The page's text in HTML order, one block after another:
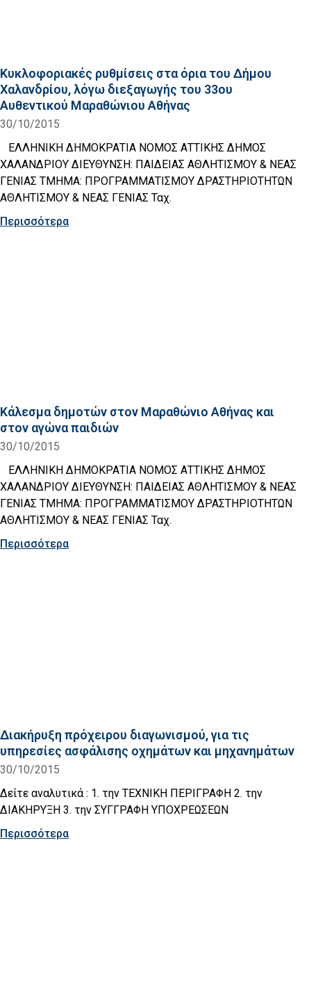
Κυκλοφοριακές ρυθμίσεις στα όρια του Δήμου
Χαλανδρίου, λόγω διεξαγωγής του 33ου
Αυθεντικού Μαραθώνιου Αθήνας
30/10/2015
ΕΛΛΗΝΙΚΗ ΔΗΜΟΚΡΑΤΙΑ ΝΟΜΟΣ ΑΤΤΙΚΗΣ ΔΗΜΟΣ
ΧΑΛΑΝΔΡΙΟΥ ΔΙΕΥΘΥΝΣΗ: ΠΑΙΔΕΙΑΣ ΑΘΛΗΤΙΣΜΟΥ & ΝΕΑΣ
ΓΕΝΙΑΣ TMHMA: ΠΡΟΓΡΑΜΜΑΤΙΣΜΟΥ ΔΡΑΣΤΗΡΙΟΤΗΤΩΝ
ΑΘΛΗΤΙΣΜΟΥ & ΝΕΑΣ ΓΕΝΙΑΣ Ταχ.
Περισσότερα
Κάλεσμα δημοτών στον Μαραθώνιο Αθήνας και
στον αγώνα παιδιών
30/10/2015
ΕΛΛΗΝΙΚΗ ΔΗΜΟΚΡΑΤΙΑ ΝΟΜΟΣ ΑΤΤΙΚΗΣ ΔΗΜΟΣ
ΧΑΛΑΝΔΡΙΟΥ ΔΙΕΥΘΥΝΣΗ: ΠΑΙΔΕΙΑΣ ΑΘΛΗΤΙΣΜΟΥ & ΝΕΑΣ
ΓΕΝΙΑΣ TMHMA: ΠΡΟΓΡΑΜΜΑΤΙΣΜΟΥ ΔΡΑΣΤΗΡΙΟΤΗΤΩΝ
ΑΘΛΗΤΙΣΜΟΥ & ΝΕΑΣ ΓΕΝΙΑΣ Ταχ.
Περισσότερα
Διακήρυξη πρόχειρου διαγωνισμού, για τις
υπηρεσίες ασφάλισης οχημάτων και μηχανημάτων
30/10/2015
Δείτε αναλυτικά : 1. την ΤΕΧΝΙΚΗ ΠΕΡΙΓΡΑΦΗ 2. την
ΔΙΑΚΗΡΥΞΗ 3. την ΣΥΓΓΡΑΦΗ ΥΠΟΧΡΕΩΣΕΩΝ
Περισσότερα